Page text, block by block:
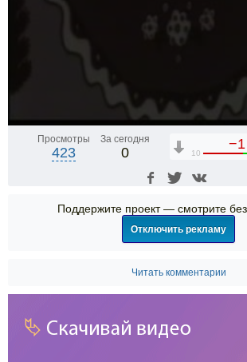
Просмотры
423
За сегодня
0
−1
10
Поддержите проект — смотрите
Отключить рекламу
Читать комментарии